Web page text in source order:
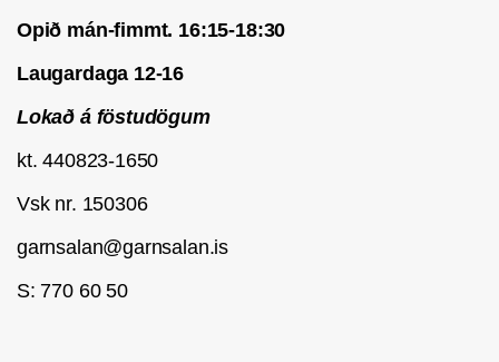
Opið mán-fimmt. 16:15-18:30
Laugardaga 12-16
Lokað á föstudögum
kt. 440823-1650
Vsk nr. 150306
garnsalan@garnsalan.is
S: 770 60 50